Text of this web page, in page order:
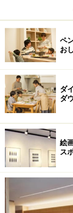
住宅向けのウォ
蛍光ランプ器具
ダウンライト器
の中には全般照
いて、同じ部屋
作り出すことが可
最近、白熱灯用
替できるかとい
シャ器具もメー
概に言えません
器具に入れられ
ような照明効果に
次の頁では、「
ペ
お
ダ
ダ
絵
ス